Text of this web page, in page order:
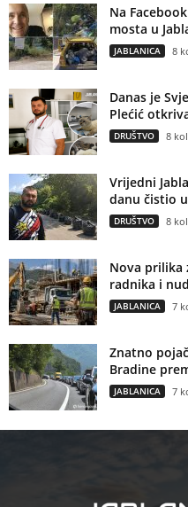
Na
mosta u
JABLANICA 8
Danas je
Plećić
DRUŠTVO 8
Vrijedni
danu čistio
DRUŠTVO 8
Nova prilika
radnika i
JABLANICA 7
Znatno
Bradine
JABLANICA 7